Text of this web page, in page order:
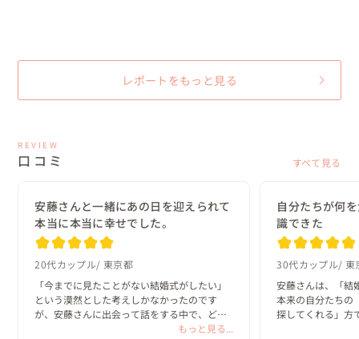
レポートをもっと見る
REVIEW
口コミ すべて見る
安藤さんと一緒にあの日を迎えられて
本当に本当に幸せでした。
20代カップル 東京都
「今までに見たことがない結婚式がしたい」
という漠然とした考えしかなかったのです
が、安藤さんに出会って話をする中で、どん
な一日にしたいのか？がどんどん具体的にな
もっと見る...
自分たちが何
識できた
30代カップル 東
安藤さんは、「結
本来の自分たちの
探してくれる」方